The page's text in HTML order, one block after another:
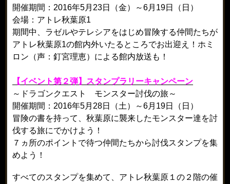
開催期間：2016年5月23日（金）～6月19日（日）
会場：アトレ秋葉原1
期間中、ラゼルやテレシアをはじめ冒険する仲間たちが
アトレ秋葉原1の館内外いたるところでお出迎え！ホミ
ロン（声：釘宮理恵）による館内放送も！
【イベント第２弾】スタンプラリーキャンペーン
～ドラゴンクエスト モンスター討伐の旅～
開催期間：2016年5月28日（土）～6月19日（日）
冒険の書を持って、秋葉原に襲来したモンスター達を討
伐する旅にでかけよう！
７ヵ所のポイントで待つ仲間たちから討伐スタンプを集
めよう！
すべてのスタンプを集めて、アトレ秋葉原１の２階の催